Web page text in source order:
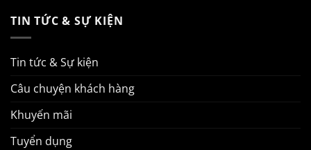
TIN TỨC & SỰ KIỆN
Tin tức & Sự kiện
Câu chuyện khách hàng
Khuyến mãi
Tuyển dụng